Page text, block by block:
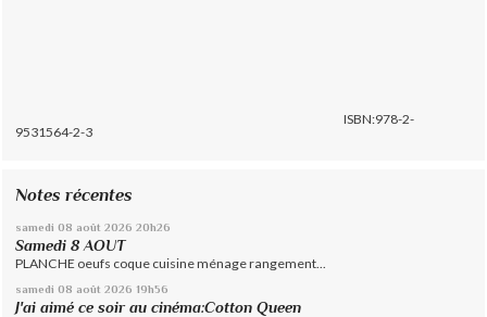
ISBN:978-2-
9531564-2-3
Notes récentes
samedi 08 août 2026 20h26
Samedi 8 AOUT
PLANCHE oeufs coque cuisine ménage rangement...
samedi 08 août 2026 19h56
J'ai aimé ce soir au cinéma:Cotton Queen